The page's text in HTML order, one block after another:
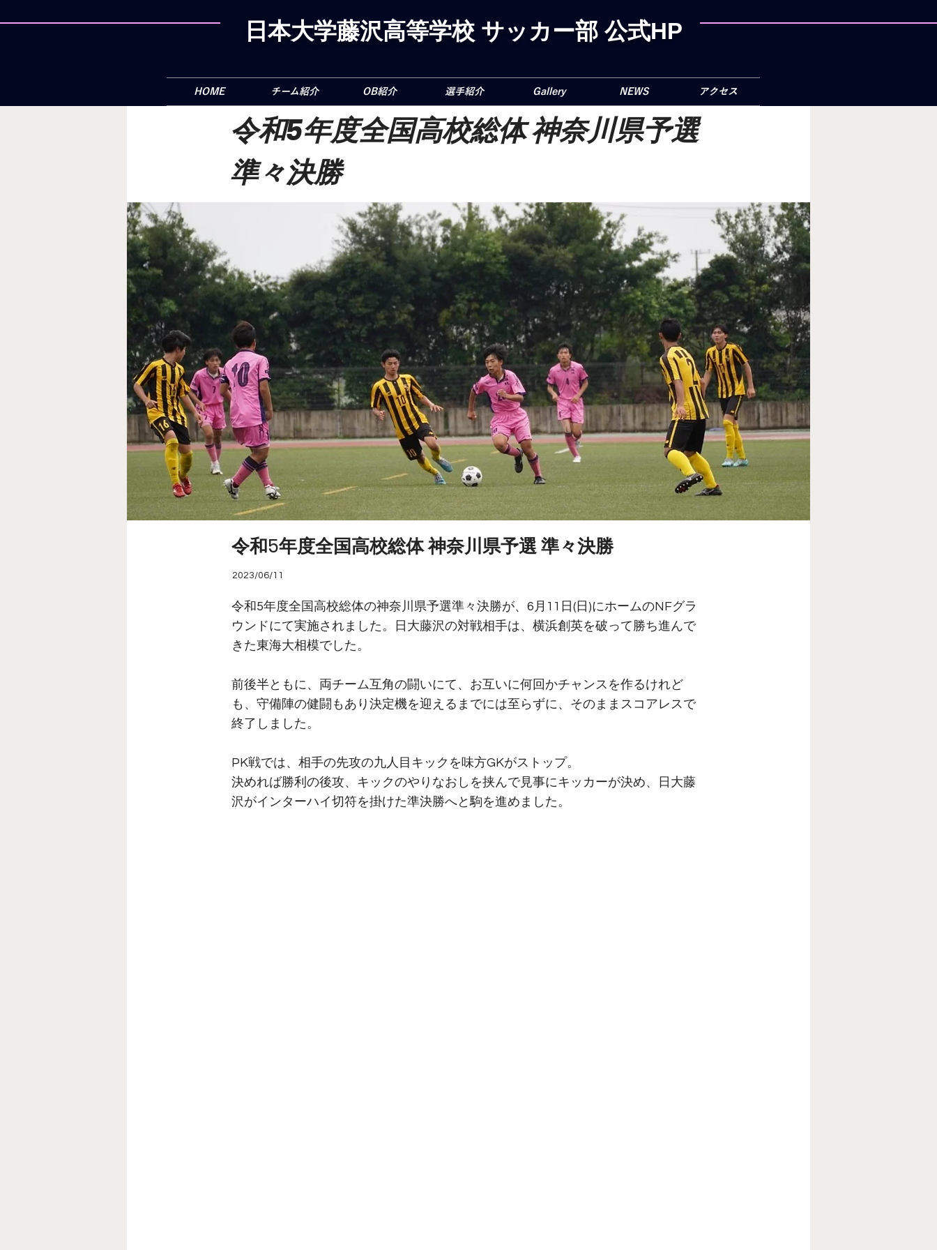
日本大学藤沢高等学校 サッカー部 公式HP
HOME チーム紹介 OB紹介 選手紹介 Gallery NEWS アクセス
令和5年度全国高校総体 神奈川県予選
準々決勝
令和5年度全国高校総体 神奈川県予選 準々決勝
2023/06/11
令和5年度全国高校総体の神奈川県予選準々決勝が、6月11日(日)にホームのNFグラ
ウンドにて実施されました。日大藤沢の対戦相手は、横浜創英を破って勝ち進んで
きた東海大相模でした。
前後半ともに、両チーム互角の闘いにて、お互いに何回かチャンスを作るけれど
も、守備陣の健闘もあり決定機を迎えるまでには至らずに、そのままスコアレスで
終了しました。
PK戦では、相手の先攻の九人目キックを味方GKがストップ。
決めれば勝利の後攻、キックのやりなおしを挟んで見事にキッカーが決め、日大藤
沢がインターハイ切符を掛けた準決勝へと駒を進めました。